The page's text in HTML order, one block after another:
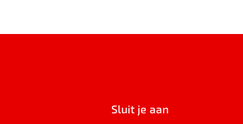
Sluit je aan